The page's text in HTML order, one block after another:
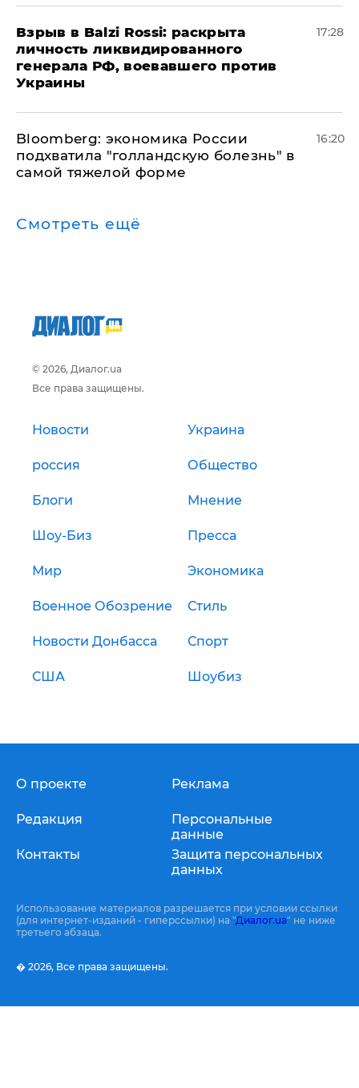
​Взрыв в Balzi Rossi: раскрыта
личность ликвидированного
генерала РФ, воевавшего против
Украины
17:28
Bloomberg: экономика России
подхватила "голландскую болезнь" в
самой тяжелой форме
16:20
Смотреть ещё
© 2026, Диалог.ua
Все права защищены.
Новости Украина
россия Общество
Блоги Мнение
Шоу-Биз Пресса
Мир Экономика
Военное Обозрение Стиль
Новости Донбасса Спорт
США Шоубиз
О проекте
Редакция
Контакты
Реклама
Персональные
данные
Защита персональных
данных
Использование материалов разрешается при условии ссылки
(для интернет-изданий - гиперссылки) на "Диалог.ua" не ниже
третьего абзаца.
� 2026, Все права защищены.